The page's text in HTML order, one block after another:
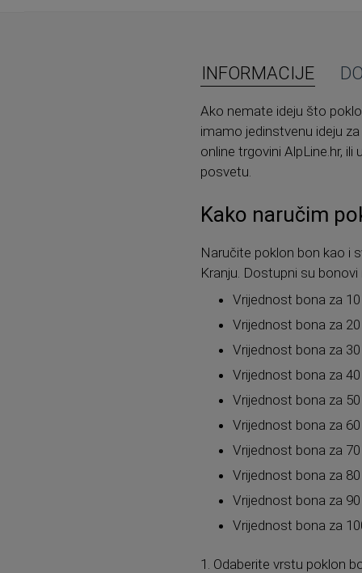
INFORMACIJE
Ako nemate ideju što
imamo jedinstvenu ideju za
online trgovini AlpLine.hr,
posvetu.
Kako naručim
Naručite poklon bon kao i
Kranju. Dostupni su
Vrijednost bona za 10
Vrijednost bona za
Vrijednost bona za 30
Vrijednost bona za 40
Vrijednost bona za 50
Vrijednost bona za 60
Vrijednost bona za
Vrijednost bona za 80
Vrijednost bona za
Vrijednost bona za
1. Odaberite vrstu poklon